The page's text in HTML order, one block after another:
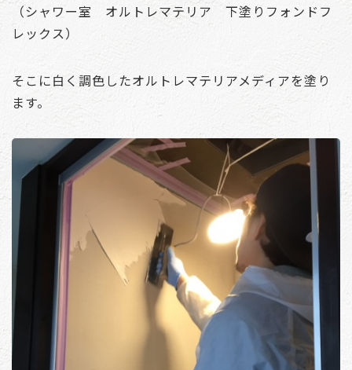
（シャワー室 オルトレマテリア 下塗りフォンドフ
レックス）
そこに白く調色したオルトレマテリアメディアを塗り
ます。